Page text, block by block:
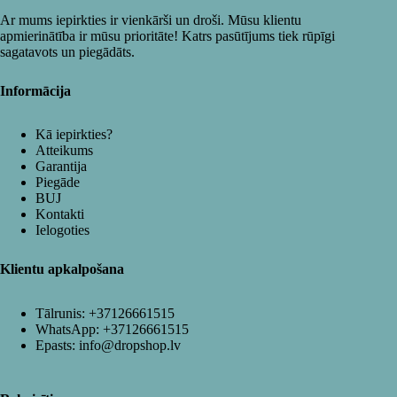
Ar mums iepirkties ir vienkārši un droši. Mūsu klientu
apmierinātība ir mūsu prioritāte! Katrs pasūtījums tiek rūpīgi
sagatavots un piegādāts.
Informācija
Kā iepirkties?
Atteikums
Garantija
Piegāde
BUJ
Kontakti
Ielogoties
Klientu apkalpošana
Tālrunis: +37126661515
WhatsApp: +37126661515
Epasts: info@dropshop.lv